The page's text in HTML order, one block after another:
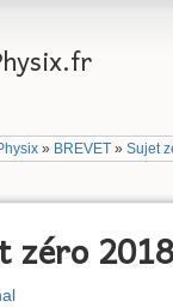
» BREVET »Sujet
zéro